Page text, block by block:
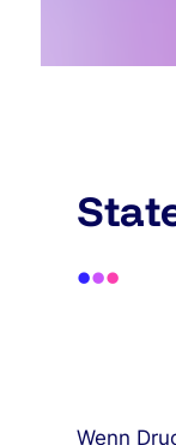
•••
Wenn